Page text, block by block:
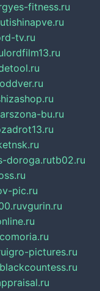
yes-fitness.ru
tishinapve.ru
tv.ru
lordfilm13.ru
bu.ru
doroga.rutb02.ru
pic.ru
vgurin.ru
igro-pictures.ru
blackcountess.ru